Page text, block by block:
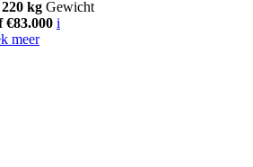
220 kg Gewicht
€83.000 i
meer